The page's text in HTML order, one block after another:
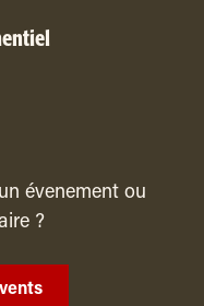
évenement ou
?